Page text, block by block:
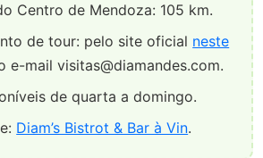
Centro de Mendoza: 105 km.
de tour: pelo site oficial neste
e-mail visitas@diamandes.com.
de quarta a domingo.
Diam’s Bistrot & Bar à Vin.